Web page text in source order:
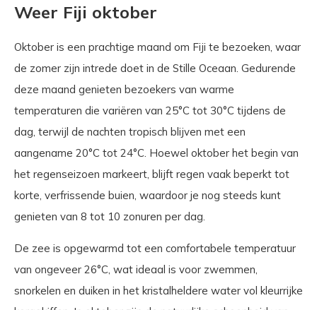
Weer Fiji oktober
Oktober is een prachtige maand om Fiji te bezoeken, waar
de zomer zijn intrede doet in de Stille Oceaan. Gedurende
deze maand genieten bezoekers van warme
temperaturen die variëren van 25°C tot 30°C tijdens de
dag, terwijl de nachten tropisch blijven met een
aangename 20°C tot 24°C. Hoewel oktober het begin van
het regenseizoen markeert, blijft regen vaak beperkt tot
korte, verfrissende buien, waardoor je nog steeds kunt
genieten van 8 tot 10 zonuren per dag.
De zee is opgewarmd tot een comfortabele temperatuur
van ongeveer 26°C, wat ideaal is voor zwemmen,
snorkelen en duiken in het kristalheldere water vol kleurrijke